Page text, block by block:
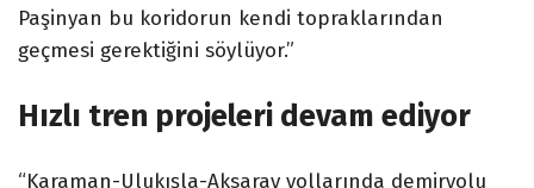
Paşinyan bu koridorun kendi topraklarından
geçmesi gerektiğini söylüyor.”
Hızlı tren projeleri devam ediyor
“Karaman-Ulukışla-Aksaray yollarında demiryolu